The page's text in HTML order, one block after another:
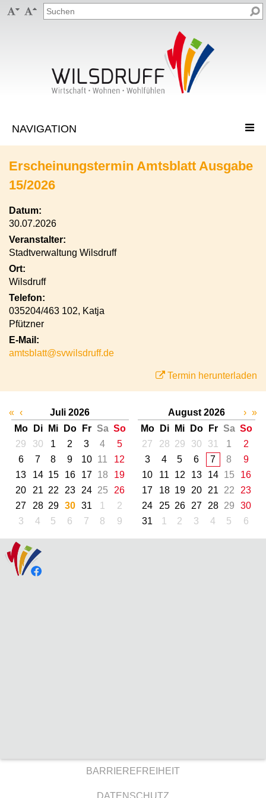
 
Erscheinungstermin Amtsblatt Ausgabe
15/2026
Datum:
30.07.2026
Veranstalter:
Stadtverwaltung Wilsdruff
Ort:
Wilsdruff
Telefon:
035204/463 102, Katja
Pfützner
E-Mail:
amtsblatt@svwilsdruff.de
Termin herunterladen
« ‹
Juli 2026
Mo
Di Mi Do Fr Sa So
29
30 1 2 3 4
5
6
7 8 9 10 11
12
13
14 15 16 17 18
19
20
21 22 23 24 25
26
27
28 29 30 31 1
2
3
4 5 6 7 8 9
August 2026
Mo
Di Mi Do Fr Sa So
27
28 29 30 31 1
2
3
4 5 6 7 8
9
10
11 12 13 14 15
16
17
18 19 20 21 22
23
24
25 26 27 28 29
30
31
1 2 3 4 5 6
› »
BARRIEREFREIHEIT
DATENSCHUTZ